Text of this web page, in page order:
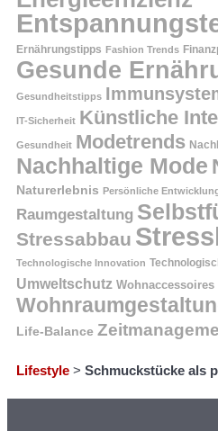
Ernährungstipps Fashion Trends
Gesunde
Gesundheitstipps
IT-Sicherheit Künstliche
Gesundheit Modetrends
Nachhaltige Mode
Naturerlebnis Persönliche
Raumgestaltung
Stressabbau
Technologische Innovation
Umweltschutz Wohnaccessoires
Life-Balance
Lifestyle > Schmuckstücke als